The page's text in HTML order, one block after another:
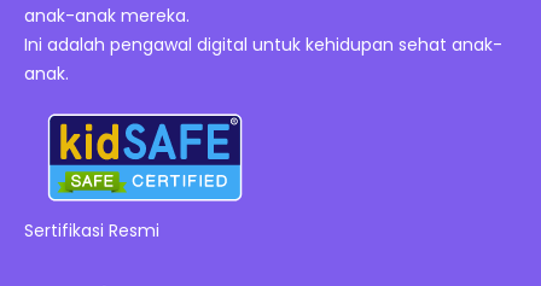
anak-anak mereka.
Ini adalah pengawal digital untuk kehidupan sehat anak-
anak.
Sertifikasi Resmi